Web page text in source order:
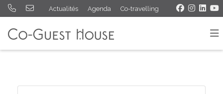
Actualités Agenda Co-travelling